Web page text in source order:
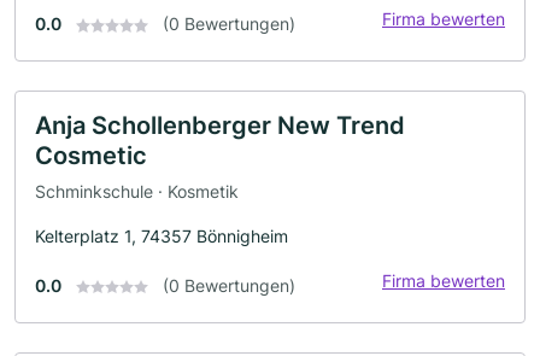
0.0 (0 Bewertungen) Firma bewerten
Anja Schollenberger New Trend
Cosmetic
Schminkschule · Kosmetik
Kelterplatz 1, 74357 Bönnigheim
0.0 (0 Bewertungen) Firma bewerten